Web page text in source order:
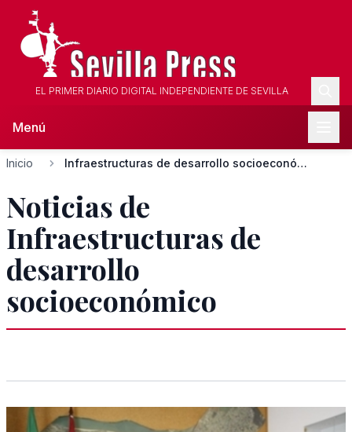
EL PRIMER DIARIO DIGITAL INDEPENDIENTE DE SEVILLA
Menú
Inicio Infraestructuras de desarrollo socioeconómico
Noticias de
Infraestructuras de
desarrollo
socioeconómico